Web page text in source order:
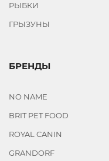
РЫБКИ
ГРЫЗУНЫ
БРЕНДЫ
NO NAME
BRIT PET FOOD
ROYAL CANIN
GRANDORF